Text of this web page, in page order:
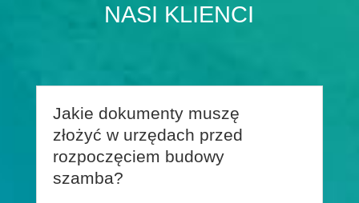
NASI KLIENCI
Jakie dokumenty muszę
złożyć w urzędach przed
rozpoczęciem budowy
szamba?